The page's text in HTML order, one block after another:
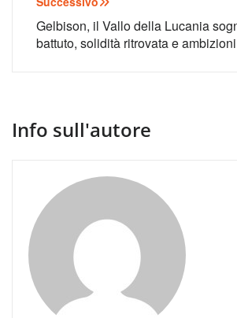
Gelbison, il Vallo della Lucania
battuto, solidità ritrovata e
Info sull'autore